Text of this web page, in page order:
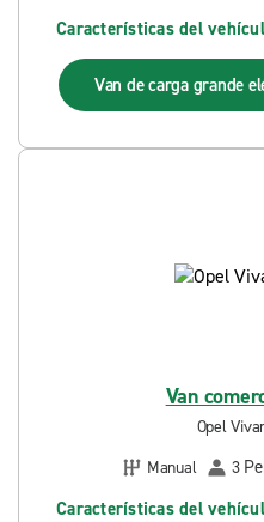
Características del
Van de carga grande
Van
Opel
Manual
3
Características del